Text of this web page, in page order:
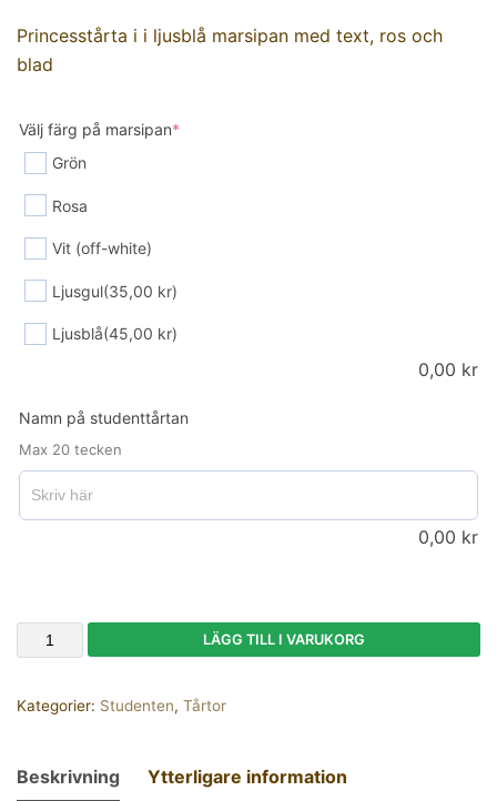
Princesstårta i i ljusblå marsipan med text, ros och
blad
Välj färg på marsipan*
Grön
Rosa
Vit (off-white)
Ljusgul(35,00 kr)
Ljusblå(45,00 kr)
0,00 kr
Namn på studenttårtan
Max 20 tecken
0,00 kr
LÄGG TILL I VARUKORG
Kategorier: Studenten, Tårtor
Beskrivning Ytterligare information